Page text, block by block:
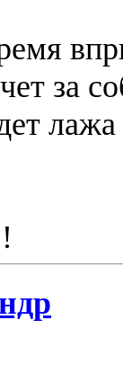
за
лажа